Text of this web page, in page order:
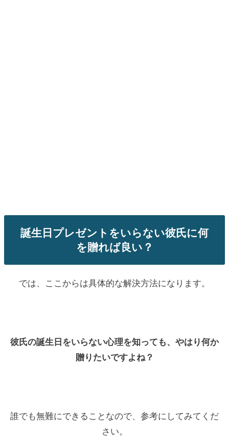
誕生日プレゼントをいらない彼氏に何
を贈れば良い？
では、ここからは具体的な解決方法になります。
彼氏の誕生日をいらない心理を知っても、やはり何か
贈りたいですよね？
誰でも無難にできることなので、参考にしてみてくだ
さい。